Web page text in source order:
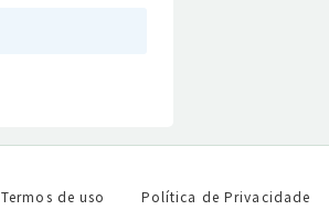
Termos de uso Política de Privacidade